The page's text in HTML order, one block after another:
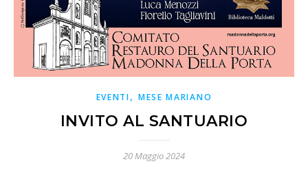
EVENTI, MESE MARIANO
INVITO AL SANTUARIO
20 Maggio 2024